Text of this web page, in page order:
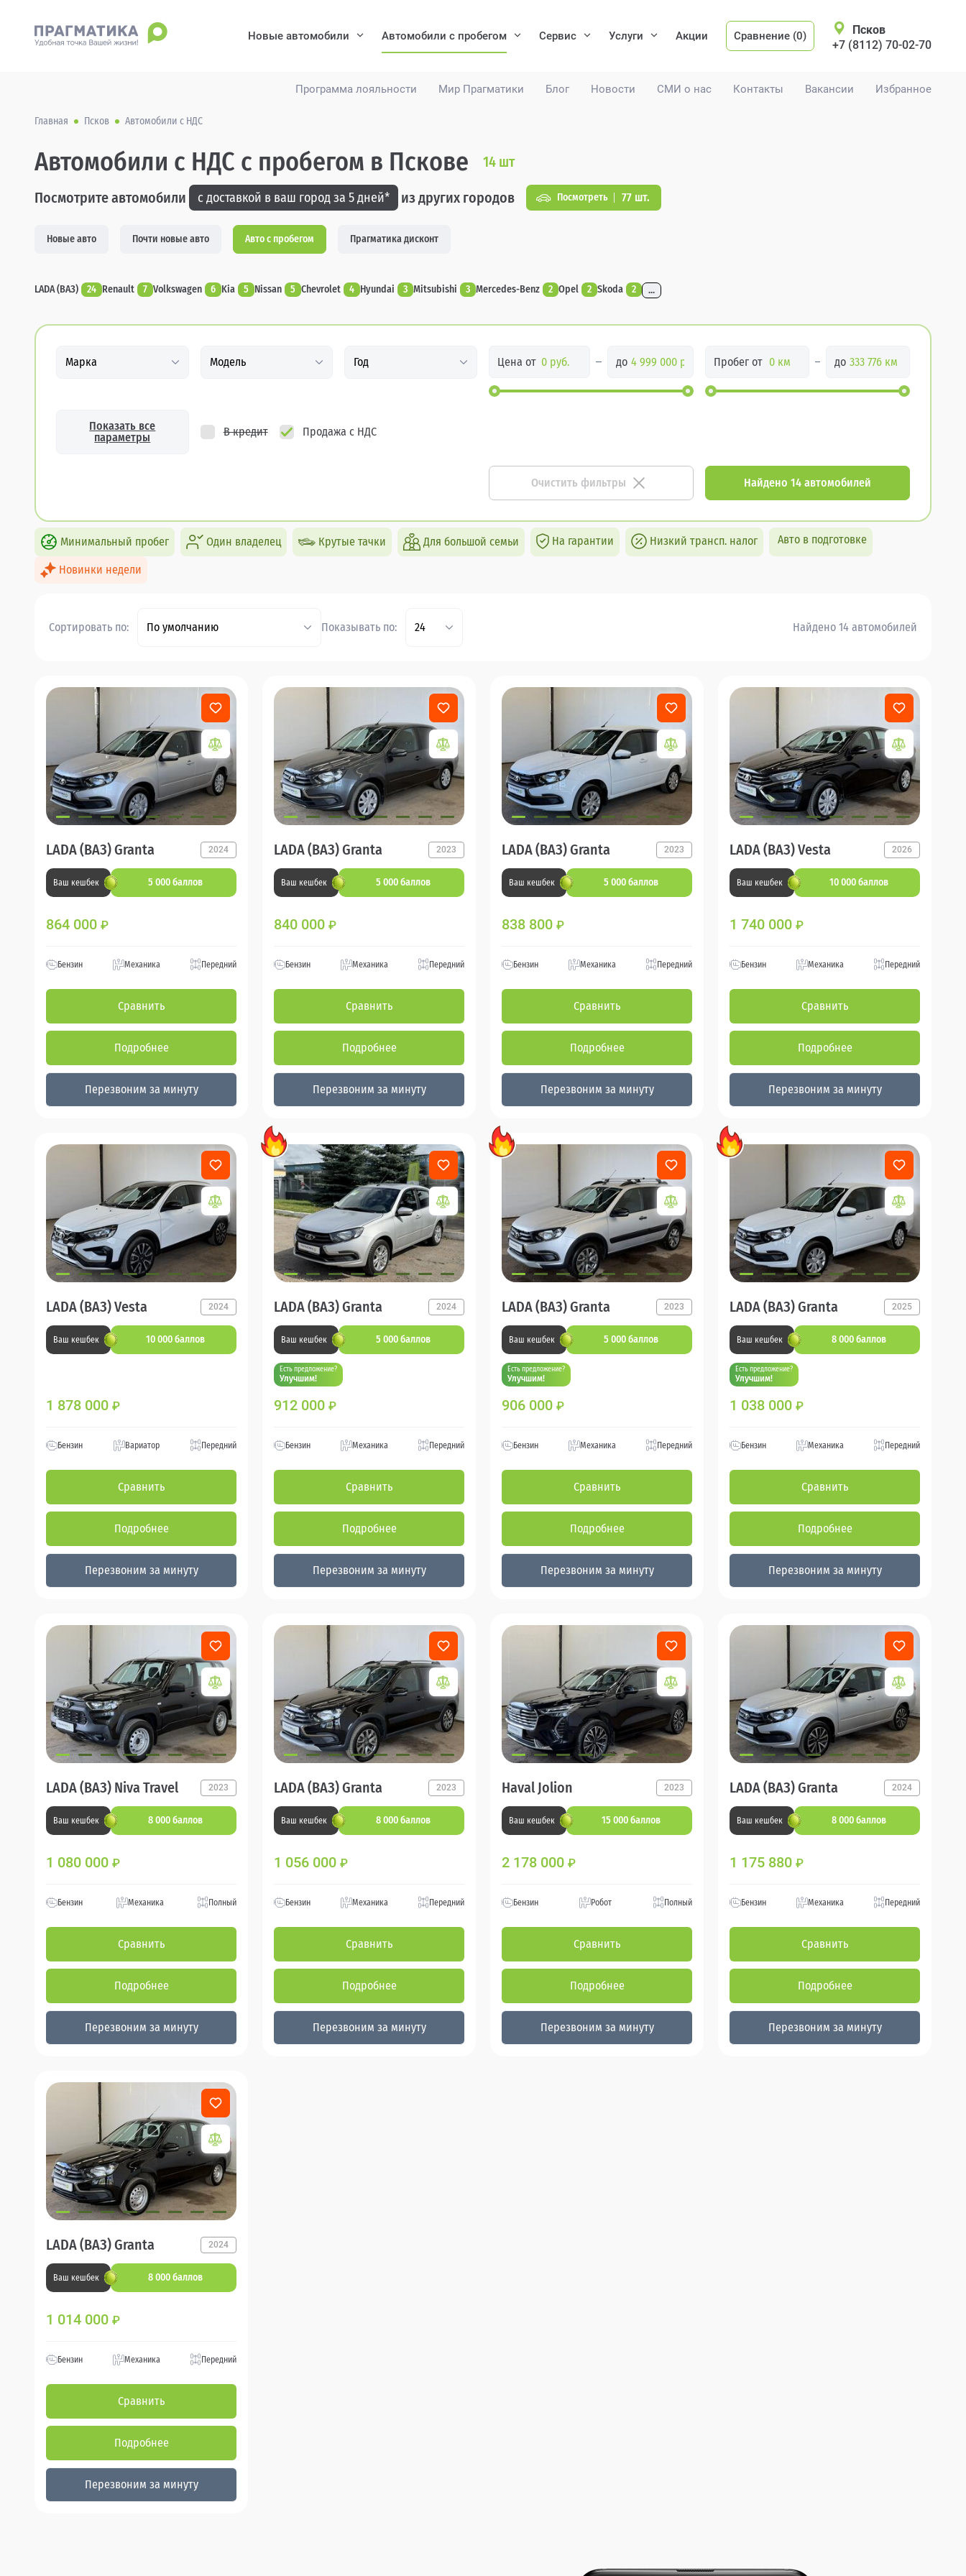
Программа лояльности Мир Прагматики Блог Новости СМИ о нас Контакты Вакансии Избранное
Новые автомобили Автомобили с пробегом Сервис Услуги Акции Сравнение (0)
Псков
+7 (8112) 70-02-70
Главная Псков Автомобили с НДС
Автомобили с НДС с пробегом в Пскове 14 шт
Посмотрите автомобили с доставкой в ваш город за 5 дней* из других городов Посмотреть 77 шт.
Новые авто Почти новые авто Авто с пробегом Прагматика дисконт
LADA (ВАЗ) 24 Renault 7 Volkswagen 6 Kia 5 Nissan 5 Chevrolet 4 Hyundai 3 Mitsubishi 3 Mercedes-Benz 2 Opel 2 Skoda 2 ...
Марка Модель Год Цена от до Пробег от до
Показать все
параметры
В кредит Продажа с НДС
Очистить фильтры Найдено 14 автомобилей
Минимальный пробег Один владелец Крутые тачки Для большой семьи На гарантии Низкий трансп. налог Авто в подготовке
Новинки недели
Сортировать по: По умолчанию Показывать по: 24 Найдено 14 автомобилей
LADA (ВАЗ) Granta 2024
Ваш кешбек 5 000 баллов
864 000 ₽
Бензин Механика Передний
Сравнить
Подробнее
Перезвоним за минуту
LADA (ВАЗ) Granta 2023
Ваш кешбек 5 000 баллов
840 000 ₽
Бензин Механика Передний
Сравнить
Подробнее
Перезвоним за минуту
LADA (ВАЗ) Granta 2023
Ваш кешбек 5 000 баллов
838 800 ₽
Бензин Механика Передний
Сравнить
Подробнее
Перезвоним за минуту
LADA (ВАЗ) Vesta 2026
Ваш кешбек 10 000 баллов
1 740 000 ₽
Бензин Механика Передний
Сравнить
Подробнее
Перезвоним за минуту
LADA (ВАЗ) Vesta 2024
Ваш кешбек 10 000 баллов
1 878 000 ₽
Бензин Вариатор Передний
Сравнить
Подробнее
Перезвоним за минуту
LADA (ВАЗ) Granta 2024
Ваш кешбек 5 000 баллов
Есть предложение?
Улучшим!
912 000 ₽
Бензин Механика Передний
Сравнить
Подробнее
Перезвоним за минуту
LADA (ВАЗ) Granta 2023
Ваш кешбек 5 000 баллов
Есть предложение?
Улучшим!
906 000 ₽
Бензин Механика Передний
Сравнить
Подробнее
Перезвоним за минуту
LADA (ВАЗ) Granta 2025
Ваш кешбек 8 000 баллов
Есть предложение?
Улучшим!
1 038 000 ₽
Бензин Механика Передний
Сравнить
Подробнее
Перезвоним за минуту
LADA (ВАЗ) Niva Travel 2023
Ваш кешбек 8 000 баллов
1 080 000 ₽
Бензин Механика Полный
Сравнить
Подробнее
Перезвоним за минуту
LADA (ВАЗ) Granta 2023
Ваш кешбек 8 000 баллов
1 056 000 ₽
Бензин Механика Передний
Сравнить
Подробнее
Перезвоним за минуту
Haval Jolion 2023
Ваш кешбек 15 000 баллов
2 178 000 ₽
Бензин Робот Полный
Сравнить
Подробнее
Перезвоним за минуту
LADA (ВАЗ) Granta 2024
Ваш кешбек 8 000 баллов
1 175 880 ₽
Бензин Механика Передний
Сравнить
Подробнее
Перезвоним за минуту
LADA (ВАЗ) Granta 2024
Ваш кешбек 8 000 баллов
1 014 000 ₽
Бензин Механика Передний
Сравнить
Подробнее
Перезвоним за минуту